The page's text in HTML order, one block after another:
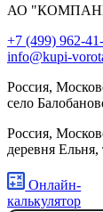
АО
+7 (499) 962-
info@kupi-
Россия,
село
Россия,
деревня
Онлайн-
калькулятор